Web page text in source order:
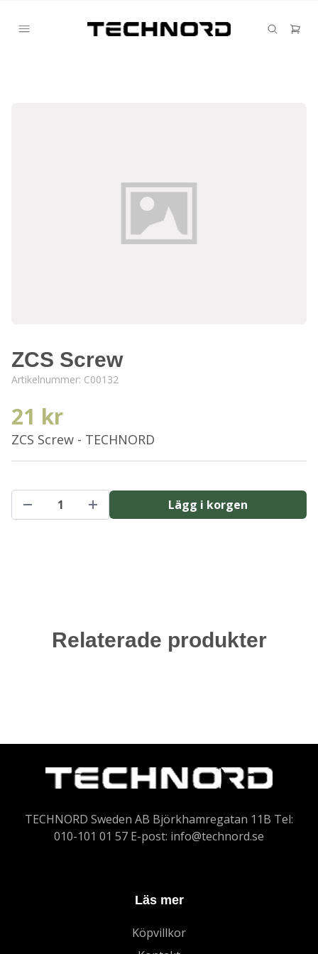
ZCS Screw
Artikelnummer: C00132
21 kr
ZCS Screw - TECHNORD
Lägg i korgen
Relaterade produkter
TECHNORD Sweden AB Björkhamregatan 11B Tel:
010-101 01 57 E-post: info@technord.se
Läs mer
Köpvillkor